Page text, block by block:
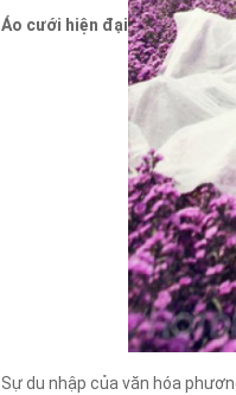
Áo cưới hiện đại
Sự du nhập của văn hóa